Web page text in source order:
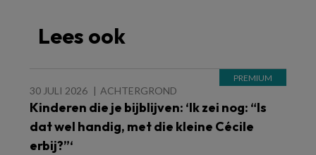
Lees ook
30 JULI 2026 ACHTERGROND
Kinderen die je bijblijven: ‘Ik zei nog: “Is
dat wel handig, met die kleine Cécile
erbij?”‘